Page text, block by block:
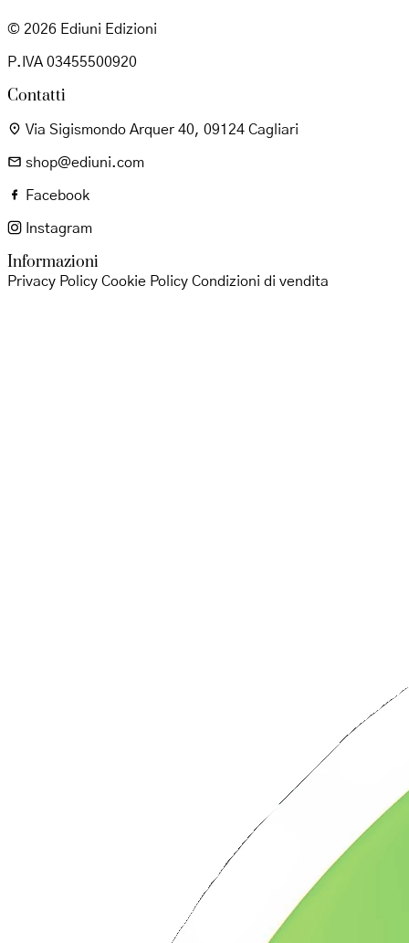
© 2026 Ediuni Edizioni
P.IVA 03455500920
Contatti
Via Sigismondo Arquer 40, 09124 Cagliari
shop@ediuni.com
Facebook
Instagram
Informazioni
Privacy Policy Cookie Policy Condizioni di vendita